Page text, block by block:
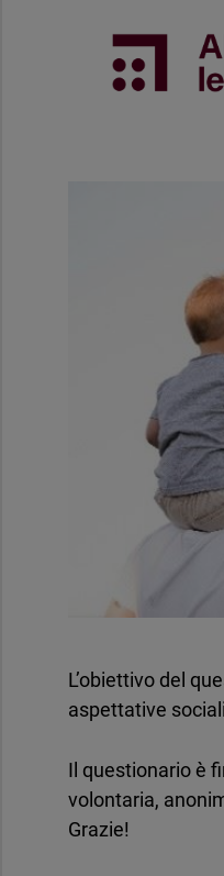
L’obiettivo del
aspettative
Il questionario è
volontaria,
Grazie!